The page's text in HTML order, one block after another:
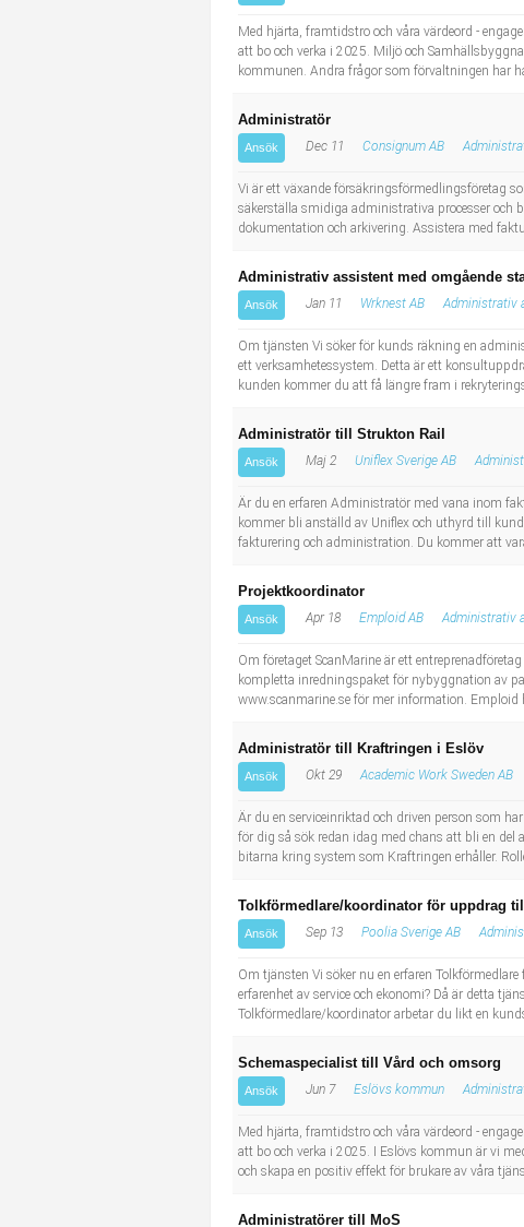
Med hjärta, framtidstro och våra värdeord -
att bo och verka i 2025. Miljö och
kommunen. Andra frågor som förvaltningen har
Administratör
Ansök Dec 11 Consignum AB
Vi är ett växande försäkringsförmedlingsföretag
säkerställa smidiga administrativa processer och
dokumentation och arkivering. Assistera med
Administrativ assistent med omgående
Ansök Jan 11 Wrknest AB Administrativ
Om tjänsten Vi söker för kunds räkning en
ett verksamhetessystem. Detta är ett
kunden kommer du att få längre fram i
Administratör till Strukton Rail
Ansök Maj 2 Uniflex Sverige AB
Är du en erfaren Administratör med vana inom
kommer bli anställd av Uniflex och uthyrd till
fakturering och administration. Du kommer att
Projektkoordinator
Ansök Apr 18 Emploid AB Administrativ
Om företaget ScanMarine är ett
kompletta inredningspaket för nybyggnation av
www.scanmarine.se för mer information. Emploid
Administratör till Kraftringen i Eslöv
Ansök Okt 29 Academic Work Sweden AB
Är du en serviceinriktad och driven person som
för dig så sök redan idag med chans att bli en
bitarna kring system som Kraftringen erhåller.
Tolkförmedlare/koordinator för uppdrag
Ansök Sep 13 Poolia Sverige AB
Om tjänsten Vi söker nu en erfaren
erfarenhet av service och ekonomi? Då är detta
Tolkförmedlare/koordinator arbetar du likt en
Schemaspecialist till Vård och omsorg
Ansök Jun 7 Eslövs kommun
Med hjärta, framtidstro och våra värdeord -
att bo och verka i 2025. I Eslövs kommun är vi
och skapa en positiv effekt för brukare av våra
Administratörer till MoS